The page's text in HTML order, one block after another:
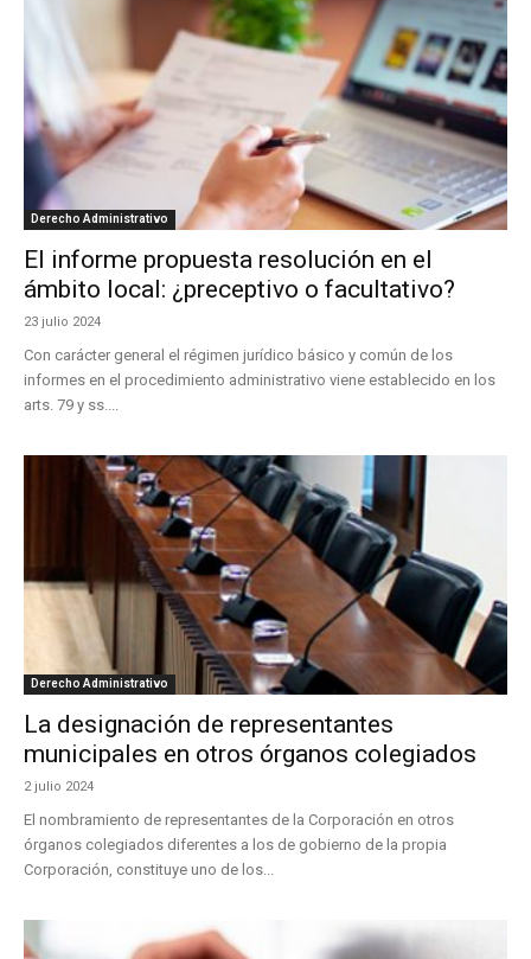
Derecho Administrativo
El informe propuesta resolución en el
ámbito local: ¿preceptivo o facultativo?
23 julio 2024
Con carácter general el régimen jurídico básico y común de los
informes en el procedimiento administrativo viene establecido en los
arts. 79 y ss....
Derecho Administrativo
La designación de representantes
municipales en otros órganos colegiados
2 julio 2024
El nombramiento de representantes de la Corporación en otros
órganos colegiados diferentes a los de gobierno de la propia
Corporación, constituye uno de los...